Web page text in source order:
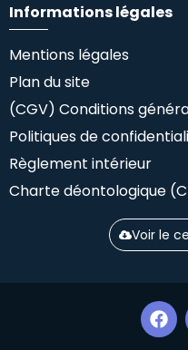
Informations légales
Mentions légales
Plan du site
(CGV) Conditions
Politiques de
Règlement intérieur
Charte déontologique
Voir le